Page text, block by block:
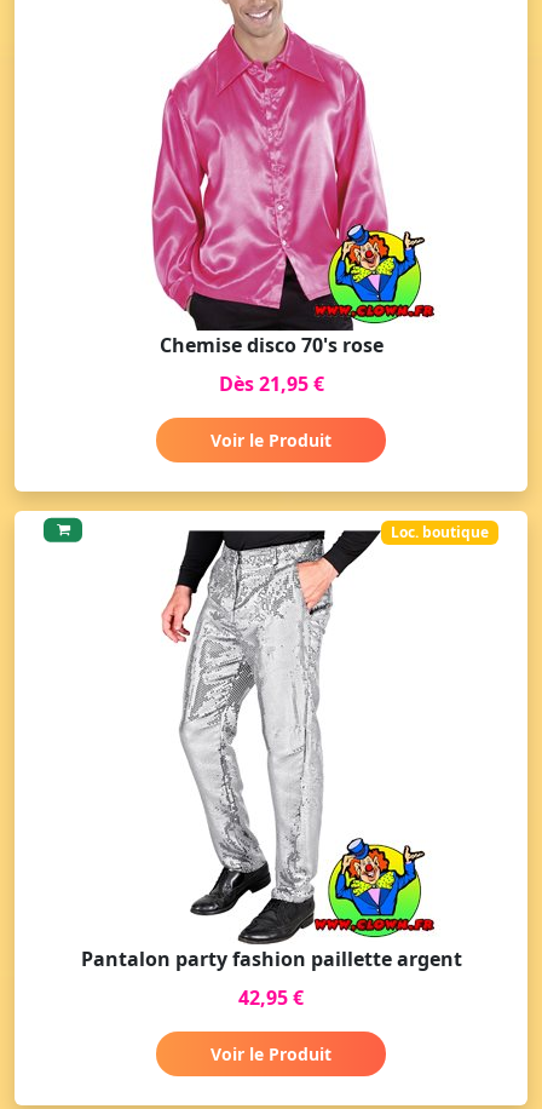
Chemise disco 70's rose
Dès 21,95 €
Voir le Produit
Loc. boutique
Pantalon party fashion paillette argent
42,95 €
Voir le Produit